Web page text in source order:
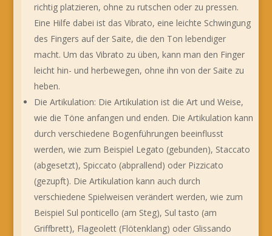
richtig platzieren, ohne zu rutschen oder zu pressen.
Eine Hilfe dabei ist das Vibrato, eine leichte Schwingung
des Fingers auf der Saite, die den Ton lebendiger
macht. Um das Vibrato zu üben, kann man den Finger
leicht hin- und herbewegen, ohne ihn von der Saite zu
heben.
Die Artikulation: Die Artikulation ist die Art und Weise,
wie die Töne anfangen und enden. Die Artikulation kann
durch verschiedene Bogenführungen beeinflusst
werden, wie zum Beispiel Legato (gebunden), Staccato
(abgesetzt), Spiccato (abprallend) oder Pizzicato
(gezupft). Die Artikulation kann auch durch
verschiedene Spielweisen verändert werden, wie zum
Beispiel Sul ponticello (am Steg), Sul tasto (am
Griffbrett), Flageolett (Flötenklang) oder Glissando